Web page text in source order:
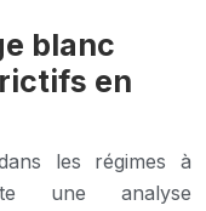
blanc
en
les régimes à
une analyse